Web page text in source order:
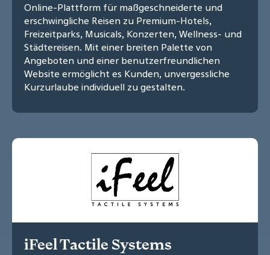
Online-Plattform für maßgeschneiderte und
erschwingliche Reisen zu Premium-Hotels,
Freizeitparks, Musicals, Konzerten, Wellness- und
Städtereisen. Mit einer breiten Palette von
Angeboten und einer benutzerfreundlichen
Website ermöglicht es Kunden, unvergessliche
Kurzurlaube individuell zu gestalten.
iFeel Tactile Systems